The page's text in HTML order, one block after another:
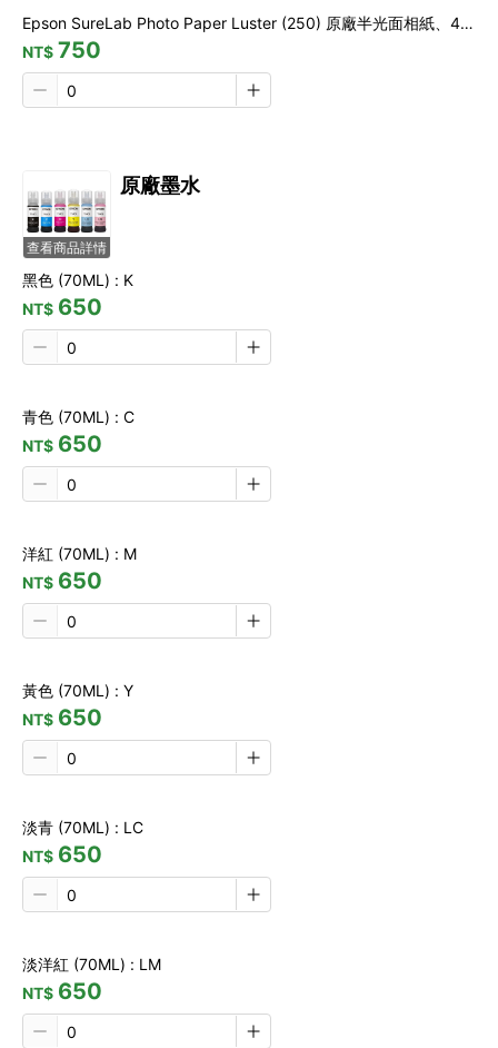
Epson SureLab Photo Paper Luster (250) 原廠半光面相紙、4X6"、400張/包
NT$ 750
查看商品詳情
原廠墨水
黑色 (70ML) : K
NT$ 650
青色 (70ML) : C
NT$ 650
洋紅 (70ML) : M
NT$ 650
黃色 (70ML) : Y
NT$ 650
淡青 (70ML) : LC
NT$ 650
淡洋紅 (70ML) : LM
NT$ 650